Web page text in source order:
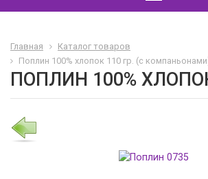
Главная
Каталог товаров
Поплин 100% хлопок 110 гр. (с
ПОПЛИН 100%